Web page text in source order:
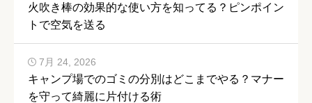
火吹き棒の効果的な使い方を知ってる？ピンポイン
トで空気を送る
キャンプ場でのゴミの分別はどこまでやる？マナー
を守って綺麗に片付ける術
7月 24, 2026